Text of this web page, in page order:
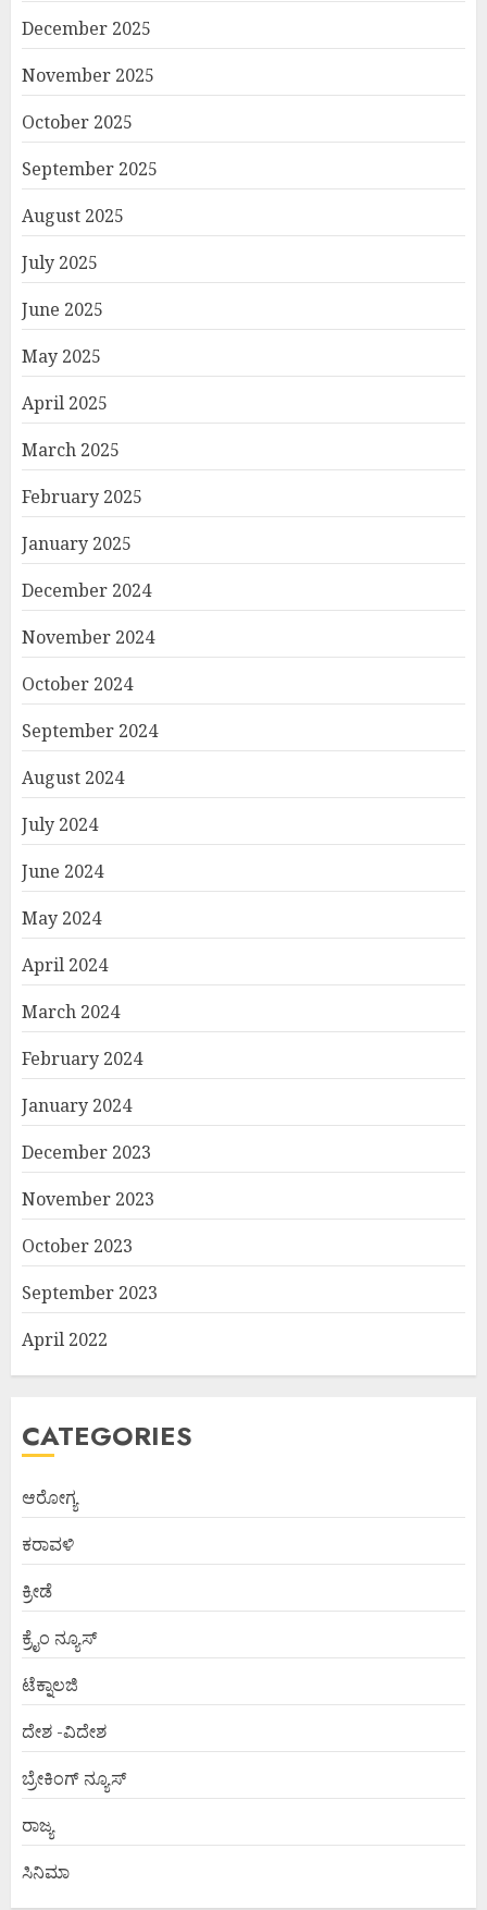
December 2025
November 2025
October 2025
September 2025
August 2025
July 2025
June 2025
May 2025
April 2025
March 2025
February 2025
January 2025
December 2024
November 2024
October 2024
September 2024
August 2024
July 2024
June 2024
May 2024
April 2024
March 2024
February 2024
January 2024
December 2023
November 2023
October 2023
September 2023
April 2022
CATEGORIES
ಆರೋಗ್ಯ
ಕರಾವಳಿ
ಕ್ರೀಡೆ
ಕ್ರೈಂ ನ್ಯೂಸ್
ಟೆಕ್ನಾಲಜಿ
ದೇಶ -ವಿದೇಶ
ಬ್ರೇಕಿಂಗ್ ನ್ಯೂಸ್
ರಾಜ್ಯ
ಸಿನಿಮಾ